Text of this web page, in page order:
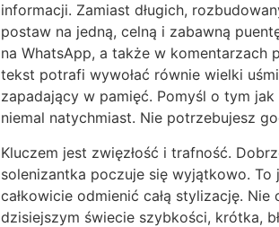
informacji. Zamiast długich,
postaw na jedną, celną i zabawną
na WhatsApp, a także w komentarzach
tekst potrafi wywołać równie wielki
zapadający w pamięć. Pomyśl o tym
niemal natychmiast. Nie potrzebujesz
Kluczem jest zwięzłość i trafność.
solenizantka poczuje się wyjątkowo.
całkowicie odmienić całą stylizację.
dzisiejszym świecie szybkości, krótka,